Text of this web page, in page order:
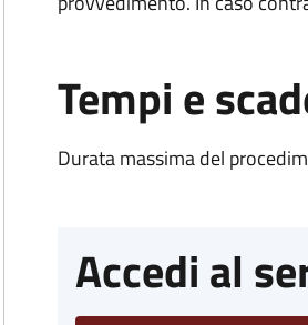
Tempi e
Durata massima del
Accedi al